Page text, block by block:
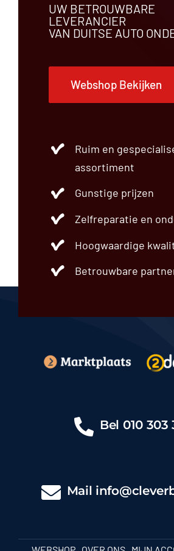
UW BETROUWBARE
LEVERANCIER
VAN DUITSE AUTO
Webshop Bekijken
Ruim en
assortiment
Gunstige prijzen
Zelfreparatie en
Hoogwaardige
Betrouwbare
Bel 010 303
Mail